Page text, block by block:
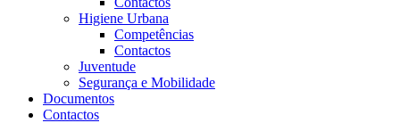
Higiene Urbana
Competências
Contactos
Juventude
Segurança e Mobilidade
Documentos
Contactos